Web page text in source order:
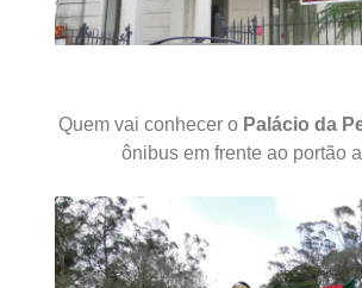
Quem vai conhecer o Palácio da
ônibus em frente ao portão